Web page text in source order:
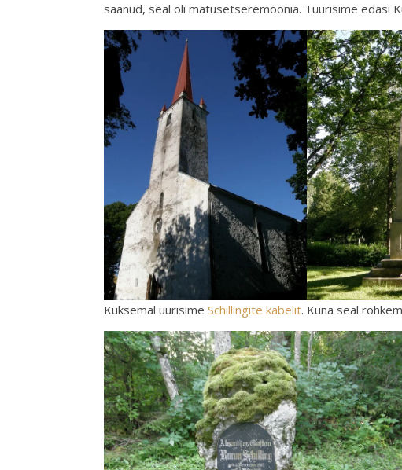
saanud, seal oli matusetseremoonia. Tüürisime edasi
Kuksemal uurisime Schillingite kabelit. Kuna seal